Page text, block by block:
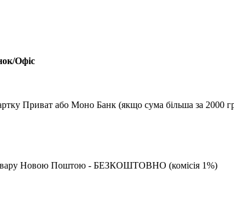
Офіс
Приват або Моно Банк (якщо сума більша за 2000
товару Новою Поштою - БЕЗКОШТОВНО (комісія 1%)